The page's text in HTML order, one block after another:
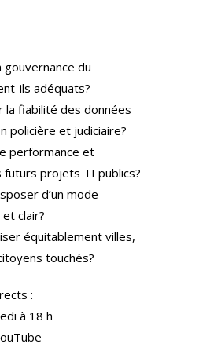
du
ils adéquats?
la fiabilité des données
policière et judiciaire?
performance et
futurs projets TI publics?
d’un mode
clair?
équitablement villes,
touchés?
:
à 18 h